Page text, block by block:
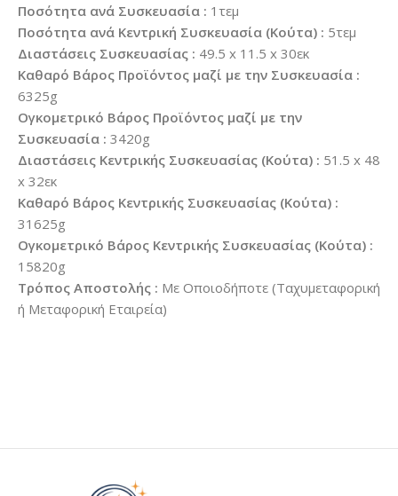
Ποσότητα ανά Συσκευασία : 1τεμ
Ποσότητα ανά Κεντρική Συσκευασία (Κούτα) : 5τεμ
Διαστάσεις Συσκευασίας : 49.5 x 11.5 x 30εκ
Καθαρό Βάρος Προϊόντος μαζί με την Συσκευασία :
6325g
Ογκομετρικό Βάρος Προϊόντος μαζί με την
Συσκευασία : 3420g
Διαστάσεις Κεντρικής Συσκευασίας (Κούτα) : 51.5 x 48
x 32εκ
Καθαρό Βάρος Κεντρικής Συσκευασίας (Κούτα) :
31625g
Ογκομετρικό Βάρος Κεντρικής Συσκευασίας (Κούτα) :
15820g
Τρόπος Αποστολής : Με Οποιοδήποτε (Ταχυμεταφορική
ή Μεταφορική Εταιρεία)